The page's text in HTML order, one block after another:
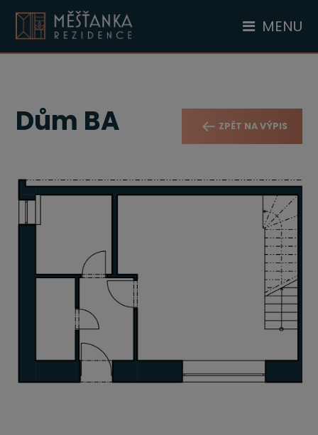
MENU
Dům BA ZPĚT NA VÝPIS